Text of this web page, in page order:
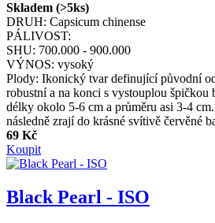
Skladem (>5ks)
DRUH: Capsicum chinense
PÁLIVOST:
SHU: 700.000 - 900.000
VÝNOS: vysoký
Plody: Ikonický tvar definující původní
robustní a na konci s vystouplou špičkou
délky okolo 5-6 cm a průměru asi 3-4
následně zrají do krásné svítivě červěné
69 Kč
Koupit
Black Pearl - ISO